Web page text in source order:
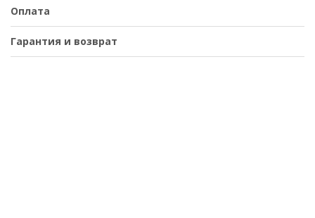
Оплата
Гарантия и возврат